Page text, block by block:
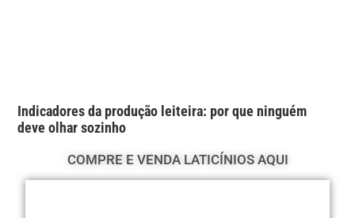
Indicadores da produção leiteira: por que ninguém
deve olhar sozinho
COMPRE E VENDA LATICÍNIOS AQUI